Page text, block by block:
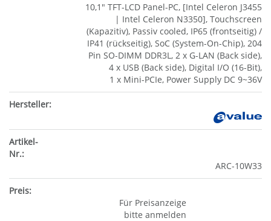
10,1" TFT-LCD Panel-PC, [Intel Celeron J3455
| Intel Celeron N3350], Touchscreen
(Kapazitiv), Passiv cooled, IP65 (frontseitig) /
IP41 (rückseitig), SoC (System-On-Chip), 204
Pin SO-DIMM DDR3L, 2 x G-LAN (Back side),
4 x USB (Back side), Digital I/O (16-Bit),
1 x Mini-PCIe, Power Supply DC 9~36V
ARC-10W33
Für Preisanzeige
bitte anmelden